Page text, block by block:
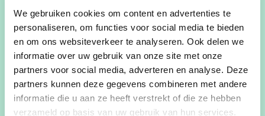
We gebruiken cookies om content en advertenties te
personaliseren, om functies voor social media te bieden
en om ons websiteverkeer te analyseren. Ook delen we
informatie over uw gebruik van onze site met onze
partners voor social media, adverteren en analyse. Deze
partners kunnen deze gegevens combineren met andere
informatie die u aan ze heeft verstrekt of die ze hebben
verzameld op basis van uw gebruik van hun services.
gemeente.
Indien het noodzakelijk is om een beroep te doen
op derden, moet in de eerste plaats gekeken
worden naar de mogelijkheden bij lokale
spelers binnen de sociale economie of die
minstens oog hebben voor een duurzaam